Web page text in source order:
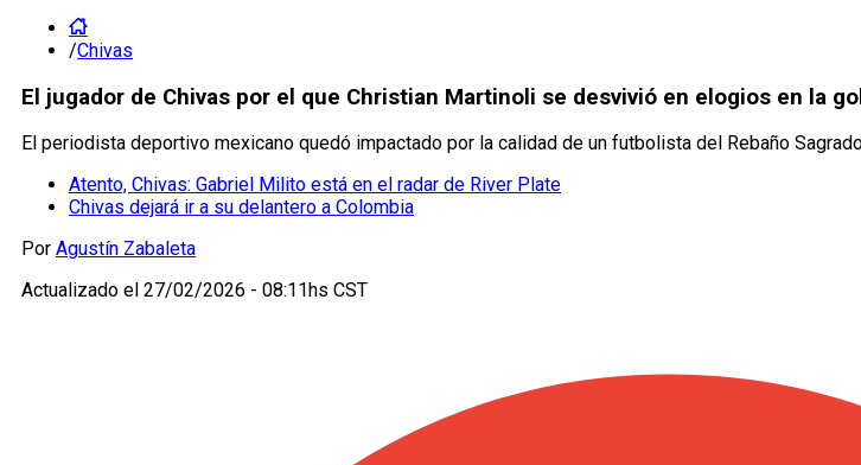
/Chivas
El jugador de Chivas por el que Christian Martinoli se desvivió en elogios en la
El periodista deportivo mexicano quedó impactado por la calidad de un futbolista del Rebaño
Atento, Chivas: Gabriel Milito está en el radar de River Plate
Chivas dejará ir a su delantero a Colombia
Por Agustín Zabaleta
Actualizado el 27/02/2026 - 08:11hs CST